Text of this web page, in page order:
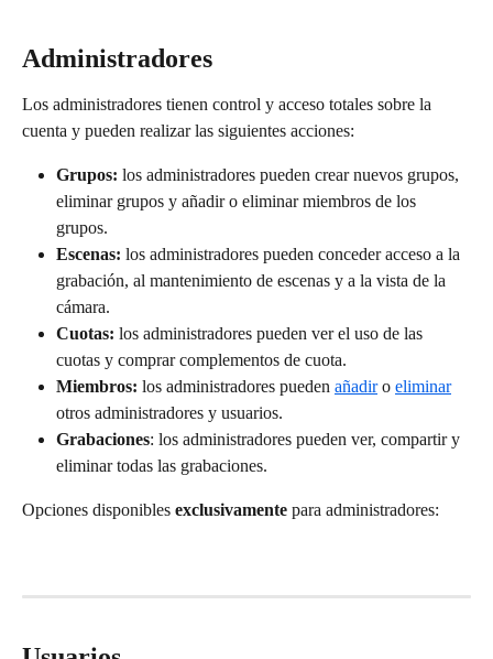
Administradores
Los administradores tienen control y acceso totales sobre la
cuenta y pueden realizar las siguientes acciones:
Grupos: los administradores pueden crear nuevos grupos,
eliminar grupos y añadir o eliminar miembros de los
grupos.
Escenas: los administradores pueden conceder acceso a la
grabación, al mantenimiento de escenas y a la vista de la
cámara.
Cuotas: los administradores pueden ver el uso de las
cuotas y comprar complementos de cuota.
Miembros: los administradores pueden añadir o eliminar
otros administradores y usuarios.
Grabaciones: los administradores pueden ver, compartir y
eliminar todas las grabaciones.
Opciones disponibles exclusivamente para administradores: